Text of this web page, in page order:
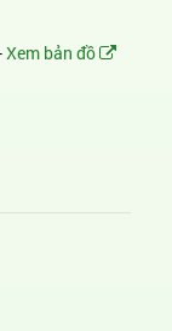
Xem bản đồ